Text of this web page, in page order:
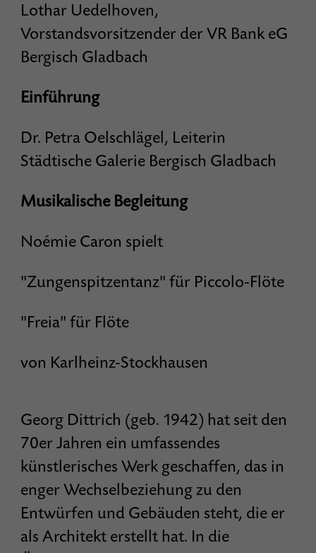
Lothar Uedelhoven,
Vorstandsvorsitzender der VR Bank eG
Bergisch Gladbach
Einführung
Dr. Petra Oelschlägel, Leiterin
Städtische Galerie Bergisch Gladbach
Musikalische Begleitung
Noémie Caron spielt
"Zungenspitzentanz" für Piccolo-Flöte
"Freia" für Flöte
von Karlheinz-Stockhausen
Georg Dittrich (geb. 1942) hat seit den
70er Jahren ein umfassendes
künstlerisches Werk geschaffen, das in
enger Wechselbeziehung zu den
Entwürfen und Gebäuden steht, die er
als Architekt erstellt hat. In die